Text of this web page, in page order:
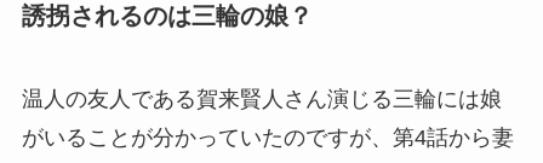
誘拐されるのは三輪の娘？
温人の友人である賀来賢人さん演じる三輪には娘
がいることが分かっていたのですが、第4話から妻